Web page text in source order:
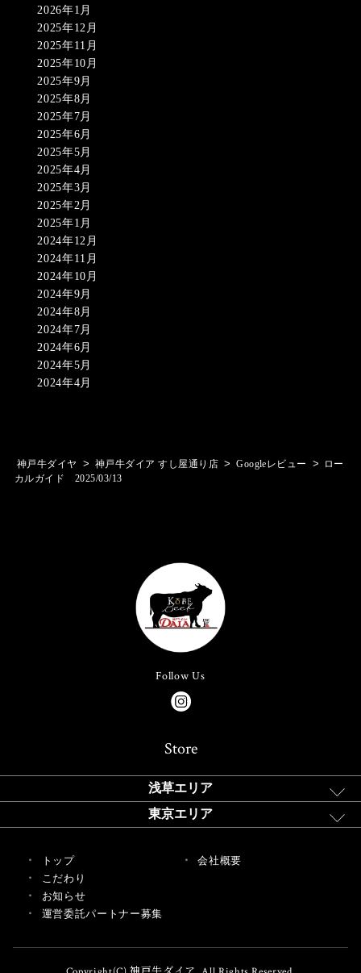
2026年1月
2025年12月
2025年11月
2025年10月
2025年9月
2025年8月
2025年7月
2025年6月
2025年5月
2025年4月
2025年3月
2025年2月
2025年1月
2024年12月
2024年11月
2024年10月
2024年9月
2024年8月
2024年7月
2024年6月
2024年5月
2024年4月
神戸牛ダイヤ > 神戸牛ダイア すし屋通り店 > Googleレビュー >
ロー
カルガイド 2025/03/13
Follow Us
Store
浅草エリア
東京エリア
トップ
こだわり
お知らせ
運営委託パートナー募集
会社概要